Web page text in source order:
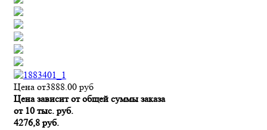
Цена от3888.00 руб
Цена зависит от общей суммы заказа
от 10 тыс. руб.
4276,8 руб.